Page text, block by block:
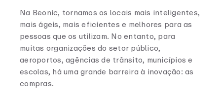
Na Beonic, tornamos os locais mais inteligentes,
mais ágeis, mais eficientes e melhores para as
pessoas que os utilizam. No entanto, para
muitas organizações do setor público,
aeroportos, agências de trânsito, municípios e
escolas, há uma grande barreira à inovação: as
compras.